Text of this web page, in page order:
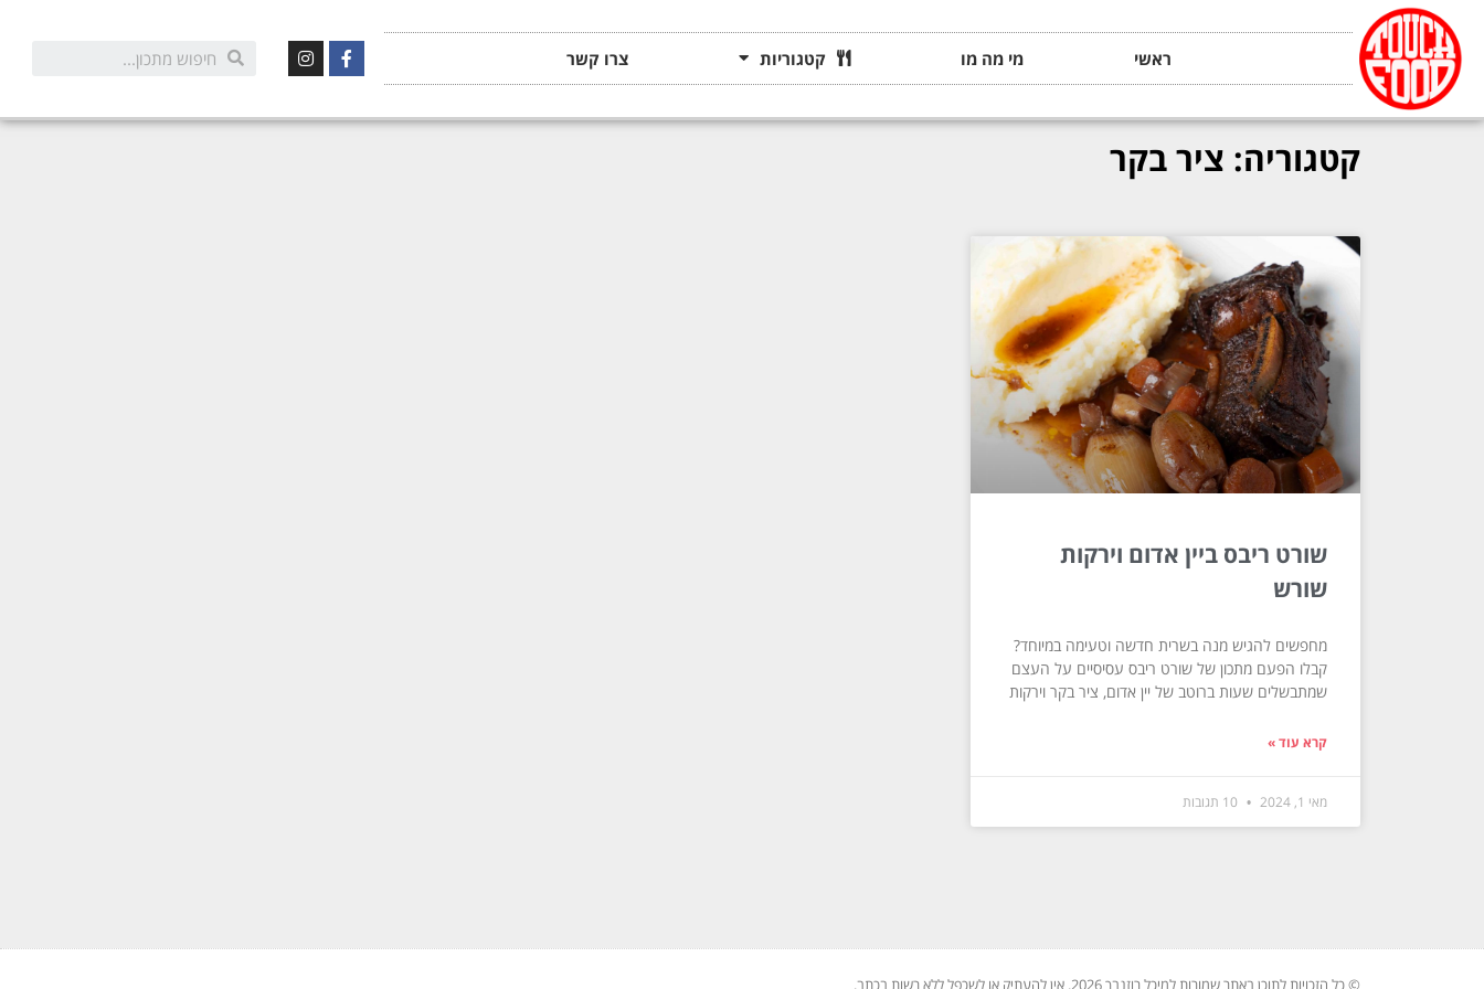
ראשי מי מה מו קטגוריות צרו קשר
קטגוריה: ציר בקר
שורט ריבס ביין אדום וירקות
שורש
מחפשים להגיש מנה בשרית חדשה וטעימה במיוחד?
קבלו הפעם מתכון של שורט ריבס עסיסיים על העצם
שמתבשלים שעות ברוטב של יין אדום, ציר בקר וירקות
קרא עוד »
מאי 1, 2024